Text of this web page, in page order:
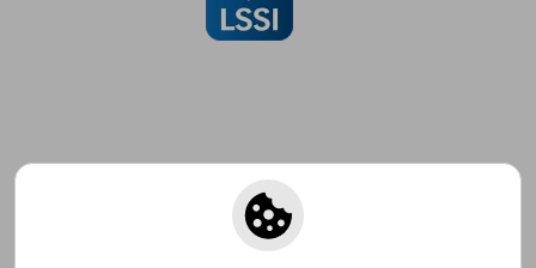
Suscríbete para recibir ofertas y
promociones